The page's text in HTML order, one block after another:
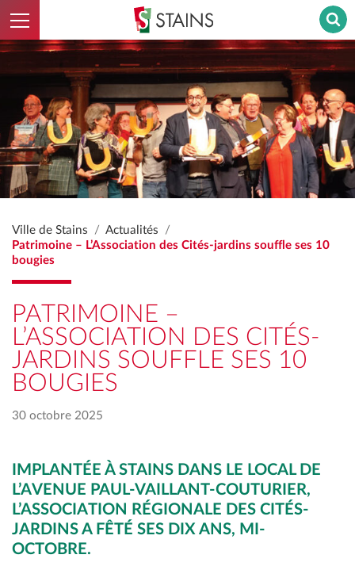
Ouvrir le menu Stains - Retour à l'accueil
Ville de Stains
Actualités
Patrimoine – L’Association des Cités-jardins souffle ses 10
bougies
PATRIMOINE –
L’ASSOCIATION DES CITÉS-
JARDINS SOUFFLE SES 10
BOUGIES
30 octobre 2025
IMPLANTÉE À STAINS DANS LE LOCAL DE
L’AVENUE PAUL-VAILLANT-COUTURIER,
L’ASSOCIATION RÉGIONALE DES CITÉS-
JARDINS A FÊTÉ SES DIX ANS, MI-
OCTOBRE.